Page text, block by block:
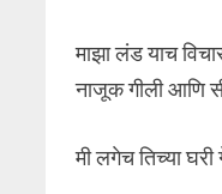
माझा लंड याच
नाजूक गीली आणि
मी लगेच तिच्या घरी